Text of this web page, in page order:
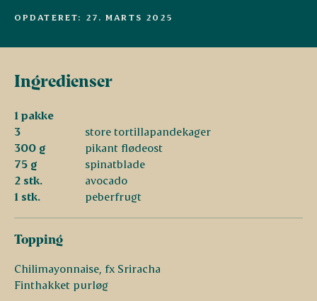
OPDATERET: 27. MARTS 2025
Ingredienser
1 pakke
3
store tortillapandekager
300 g
pikant flødeost
75 g
spinatblade
2 stk.
avocado
1 stk.
peberfrugt
Topping
Chilimayonnaise, fx Sriracha
Finthakket purløg